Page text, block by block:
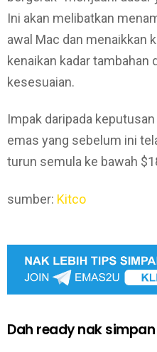
Ini akan melibatkan
awal Mac dan menaikkan
kenaikan kadar tambahan
kesesuaian.
Impak daripada
emas yang sebelum ini
turun semula ke bawah
sumber: Kitco
Dah ready nak